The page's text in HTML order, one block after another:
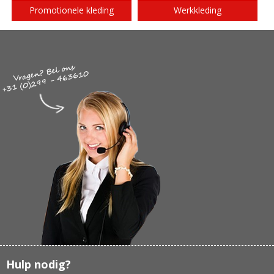
Promotionele kleding Werkkleding
Hulp nodig?